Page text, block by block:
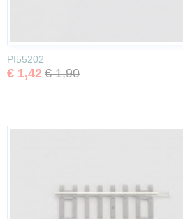
PI55202
€ 1,42 € 1,90